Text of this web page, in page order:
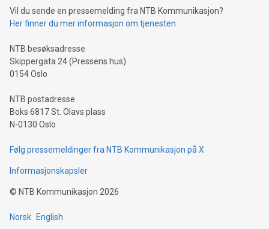
Vil du sende en pressemelding fra NTB Kommunikasjon?
Her finner du mer informasjon om tjenesten
NTB besøksadresse
Skippergata 24 (Pressens hus)
0154 Oslo
NTB postadresse
Boks 6817 St. Olavs plass
N-0130 Oslo
Følg pressemeldinger fra NTB Kommunikasjon på X
Informasjonskapsler
© NTB Kommunikasjon 2026
Norsk English